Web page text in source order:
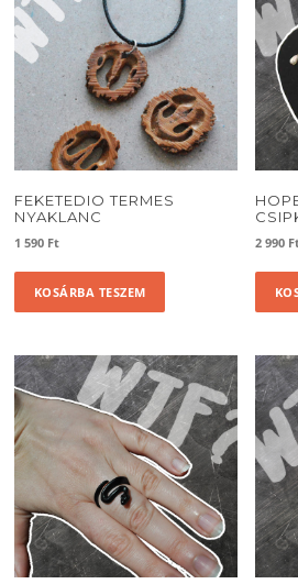
FEKETEDIO TERMES
NYAKLANC
1 590 Ft
KOSÁRBA TESZEM
2 990